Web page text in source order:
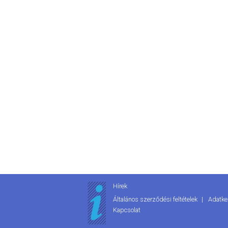
Hírek
Általános szerződési feltételek
Kapcsolat